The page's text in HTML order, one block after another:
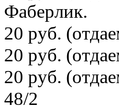
Фаберлик.
20 руб.
20 руб.
20 руб.
48/2